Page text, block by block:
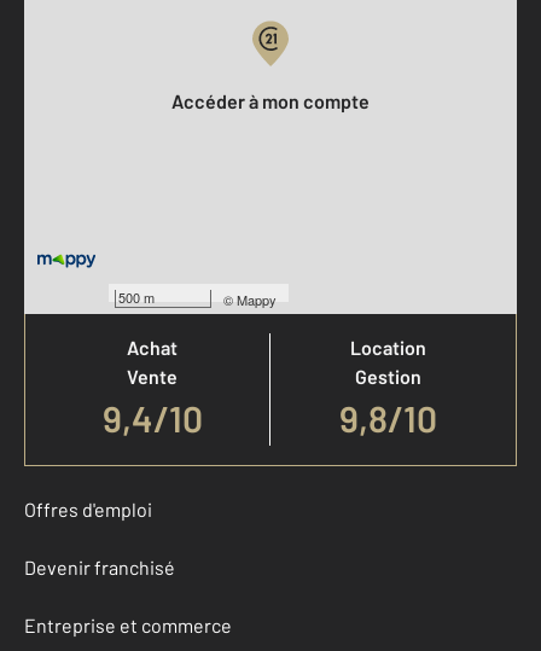
500 m ©Mappy
Accéder à mon compte
Votre agence est notée
Achat
Vente
9,4/10
Location
Gestion
9,8/10
Offres d'emploi
Devenir franchisé
Entreprise et commerce